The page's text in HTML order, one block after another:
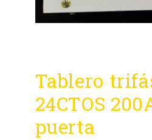
Tablero
24CTOS
puerta